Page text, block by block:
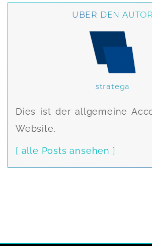
ÜBER DEN AUTOR
stratega
Dies ist der allgemeine
Website.
[ alle Posts ansehen ]